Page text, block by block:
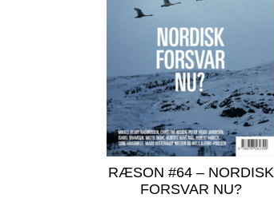
RÆSON #64 – NORDISK
FORSVAR NU?